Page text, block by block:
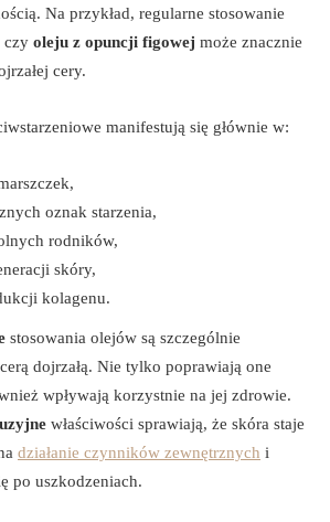
Na przykład, regularne stosowanie
czy oleju z opuncji figowej może znacznie
cery.
manifestują się głównie w:
oznak starzenia,
rodników,
skóry,
kolagenu.
stosowania olejów są szczególnie
dojrzałą. Nie tylko poprawiają one
wpływają korzystnie na jej zdrowie.
właściwości sprawiają, że skóra staje
działanie czynników zewnętrznych i
po uszkodzeniach.